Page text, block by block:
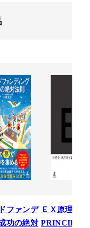
ファンデ
功の絶対
ＥＸ原理
PRINCIPLE